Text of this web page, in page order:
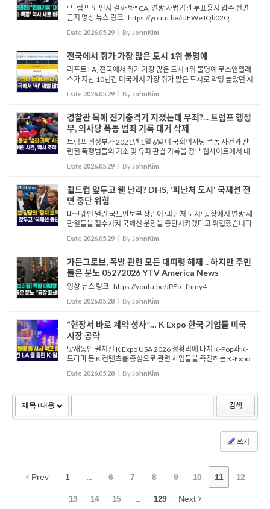
"트럼프 또 딴지 걸까 봐" CA, 연방 사법기관 투표용지 압수 전면
금지 영상 뉴스 링크 : https://youtu.be/cJEWeJQb02Q
Date 2026.05.29 By JohnKim
전국에서 쥐가 가장 많은 도시 1위 불명예
리포트 LA, 전국에서 쥐가 가장 많은 도시 1위 불명예 로스앤젤레
스가 지난 10년간 미국에서 가장 쥐가 많은 도시로 악명 높았던 시
카고를 제치고 전국 1위의 불명예를 안았습니다. 미국 대형 방역
업체 오킨이 최근 발표한 ‘...
Date 2026.05.29 By JohnKim
경찰관 목에 전기충격기 지졌는데 무죄?... 트럼프 행정
부, 의사당 폭동 범죄 기록 대거 삭제
트럼프 행정부가 2021년 1월 6일 미 국회의사당 폭동 사건과 관
련된 폭행범들의 기소 및 유죄 판결 기록을 정부 웹사이트에서 대
거 삭제했습니다. 법무부는 이 조치가 바이든 행정부 시절의 '법무
부 무기화'를 되돌리고, 정치적 목적으로 박해받은 사...
Date 2026.05.29 By JohnKim
월드컵 앞두고 웬 난리? DHS, '피난처 도시' 국제선 전
면 중단 위협
마크웨인 멀린 국토안보부 장관이 '피난처 도시' 공항에서 연방 세
관원들을 철수시켜 국제선 운항을 중단시키겠다고 위협했습니다.
멀린 장관은 해당 지역의 민주당원들이 연방 법 집행을 막고 있기
때문에, 그곳으로 향하는 국제선 항공편을 연방 정...
Date 2026.05.29 By JohnKim
가든그로브, 폭발 관련 모든 대피령 해제 .. 하지만 주민
들은 분노 05272026 YTV America News
영상 뉴스 링크 : https://youtu.be/JPFb--fhmy4
Date 2026.05.28 By JohnKim
“현장서 바로 계약 성사”… K Expo 한국 기업들 미국
시장 공략
닷새동안 펼쳐진 K Expo USA 2026 성황리에 마쳐 K-Pop과 K-
드라마 등 K 컨텐츠를 중심으로 관련 사업들을 촉진하는 K-Expo
USA 2026 행사가 지난 주말을 시작으로 닷새동안의 일정을 모두
마쳤습니다. 지난 주말에는 K-pop 을 중심으로 ...
Date 2026.05.28 By JohnKim
검색
쓰기
Prev 1 ... 6 7 8 9 10 11 12
13 14 15 ... 129 Next